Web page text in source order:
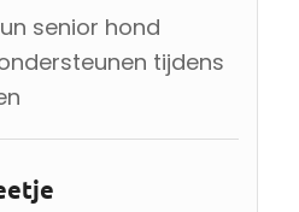
senior hond
tijdens